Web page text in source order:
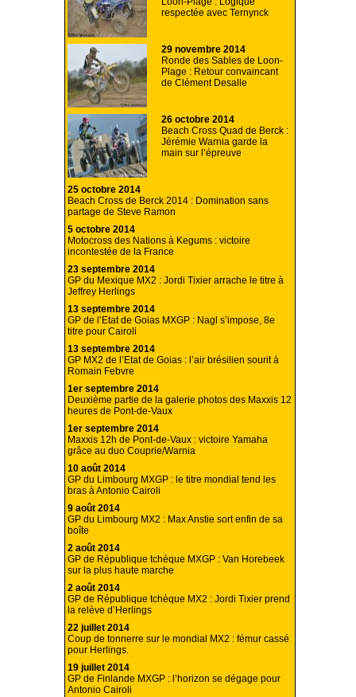
respectée avec Ternynck
29 novembre 2014
Ronde des Sables de Loon-
Plage : Retour convaincant
de Clément Desalle
26 octobre 2014
Beach Cross Quad de Berck :
Jérémie Warnia garde la
main sur l’épreuve
25 octobre 2014
Beach Cross de Berck 2014 : Domination sans
partage de Steve Ramon
5 octobre 2014
Motocross des Nations à Kegums : victoire
incontestée de la France
23 septembre 2014
GP du Mexique MX2 : Jordi Tixier arrache le titre à
Jeffrey Herlings
13 septembre 2014
GP de l’Etat de Goias MXGP : Nagl s’impose, 8e
titre pour Cairoli
13 septembre 2014
GP MX2 de l’Etat de Goias : l’air brésilien sourit à
Romain Febvre
1er septembre 2014
Deuxième partie de la galerie photos des Maxxis 12
heures de Pont-de-Vaux
1er septembre 2014
Maxxis 12h de Pont-de-Vaux : victoire Yamaha
grâce au duo Couprie/Warnia
10 août 2014
GP du Limbourg MXGP : le titre mondial tend les
bras à Antonio Cairoli
9 août 2014
GP du Limbourg MX2 : Max Anstie sort enfin de sa
boîte
2 août 2014
GP de République tchèque MXGP : Van Horebeek
sur la plus haute marche
2 août 2014
GP de République tchèque MX2 : Jordi Tixier prend
la relève d’Herlings
22 juillet 2014
Coup de tonnerre sur le mondial MX2 : fémur cassé
pour Herlings.
19 juillet 2014
GP de Finlande MXGP : l’horizon se dégage pour
Antonio Cairoli